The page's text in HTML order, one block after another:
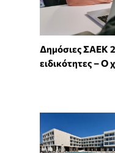
Δημόσιες ΣΑΕΚ
ειδικότητες – Ο